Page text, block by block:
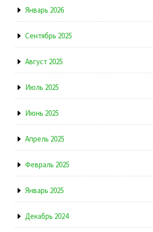
Январь 2026
Сентябрь 2025
Август 2025
Июль 2025
Июнь 2025
Апрель 2025
Февраль 2025
Январь 2025
Декабрь 2024